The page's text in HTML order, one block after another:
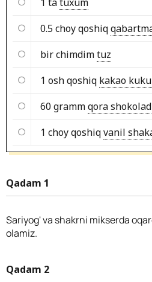
0.5 choy qoshiq
bir chimdimtuz
1 osh qoshiq kakao
60 grammqora shokolad
1 choy qoshiqvanil
Qadam 1
Sariyog' va shakrni mikserda
olamiz.
Qadam 2